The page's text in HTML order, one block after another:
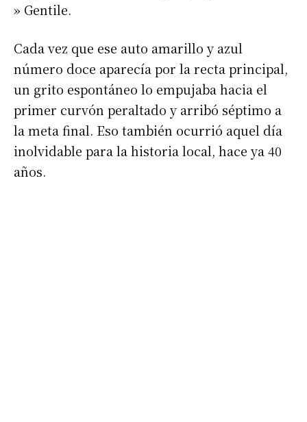
» Gentile.
Cada vez que ese auto amarillo y azul
número doce aparecía por la recta principal,
un grito espontáneo lo empujaba hacia el
primer curvón peraltado y arribó séptimo a
la meta final. Eso también ocurrió aquel día
inolvidable para la historia local, hace ya 40
años.